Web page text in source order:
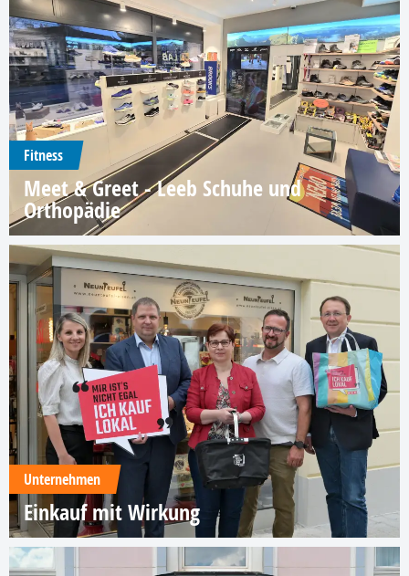
Fitness
Meet & Greet - Leeb Schuhe und
Orthopädie
Unternehmen
Einkauf mit Wirkung